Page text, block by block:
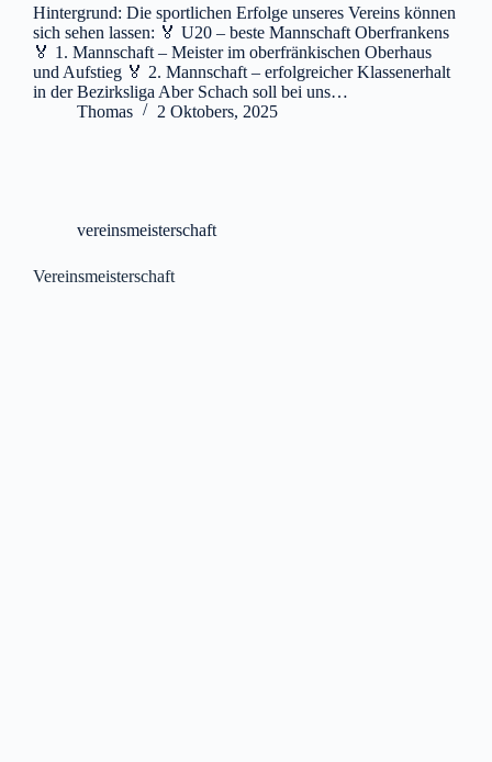
Hintergrund: Die sportlichen Erfolge unseres Vereins können
sich sehen lassen: 🏅 U20 – beste Mannschaft Oberfrankens
🏅 1. Mannschaft – Meister im oberfränkischen Oberhaus
und Aufstieg 🏅 2. Mannschaft – erfolgreicher Klassenerhalt
in der Bezirksliga Aber Schach soll bei uns…
Thomas
2 Oktobers, 2025
vereinsmeisterschaft
Vereinsmeisterschaft